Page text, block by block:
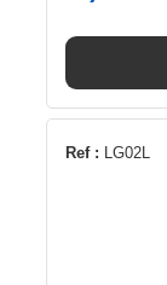
Ref : LG02L